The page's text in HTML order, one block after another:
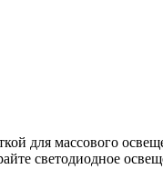
для массового
светодиодное